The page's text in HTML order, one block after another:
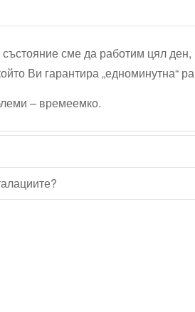
сме да работим цял
Ви гарантира „едноминутна“
– времеемко.